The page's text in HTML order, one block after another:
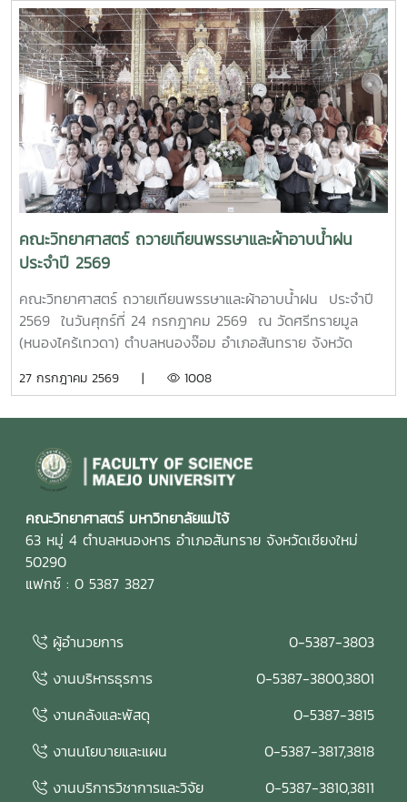
ครู และนักศึกษา แผนกวิชาเทคนิคการผลิต เข้าร่วมการอบรม
อย่างพร้อมเพรียง การอบรมครั้งนี้ได้รับเกียรติจาก ผู้ช่วย
ศาสตราจารย์ ดร.กนกวรรณ กรรเชียง และรองศาสตราจารย์
ดร.ชูพงษ์ ภาคภูมิ วิทยากรผู้ทรงคุณวุฒิจาก คณะวิทยาศาสตร์
มหาวิทยาลัยแม่โจ้ มาให้ความรู้ทั้งภาคทฤษฎีและภาคปฏิบัติเกี่ยว
กับการควบคุมแขนกลหุ่นยนต์ การประยุกต์ใช้งานในภาค
อุตสาหกรรม ตลอดจนการใช้งานเทคโนโลยีระบบอัตโนมัติ เพื่อให้
นักศึกษาได้เรียนรู้จากประสบการณ์จริงและสามารถนำองค์ความ
รู้ไปประยุกต์ใช้ในการเรียนและการประกอบอาชีพในอนาคต โดย
โครงการดังกล่าวมีวัตถุประสงค์เพื่อพัฒนาสมรรถนะด้าน
เทคโนโลยีและระบบอัตโนมัติ เสริมสร้างทักษะวิชาชีพที่สอดคล้อง
กับความต้องการของภาคอุตสาหกรรมยุคใหม่ พร้อมยกระดับ
ศักยภาพผู้เรียนให้มีความพร้อมเข้าสู่การทำงานในอุตสาหกรรม
4.0MTP : "ผู้นำการผลิตและพัฒนากำลังคนอาชีวศึกษาเฉพาะ
ทางสมรรรถนะสูง" 32 ปี MTP รั้ว ชมพู - ฟ้าดูรูปเพิ่มเติม :
https://drive.google.com/drive/folders/
คณะวิทยาศาสตร์ ถวายเทียนพรรษาและผ้าอาบน้ำฝน
ประจำปี 2569
คณะวิทยาศาสตร์ ถวายเทียนพรรษาและผ้าอาบน้ำฝน ประจำปี
2569 ในวันศุกร์ที่ 24 กรกฎาคม 2569 ณ วัดศรีทรายมูล
(หนองไคร้เทวดา) ตำบลหนองจ๊อม อำเภอสันทราย จังหวัด
27 กรกฎาคม 2569 | 1008
คณะวิทยาศาสตร์ มหาวิทยาลัยแม่โจ้
63 หมู่ 4 ตำบลหนองหาร อำเภอสันทราย จังหวัดเชียงใหม่
50290
แฟกซ์ : 0 5387 3827
ผู้อำนวยการ
0-5387-3803
งานบริหารธุรการ
0-5387-3800,3801
งานคลังและพัสดุ
0-5387-3815
งานนโยบายและแผน
0-5387-3817,3818
งานบริการวิชาการและวิจัย
0-5387-3810,3811